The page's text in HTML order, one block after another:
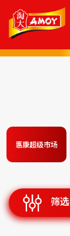
惠康超级市场
筛选